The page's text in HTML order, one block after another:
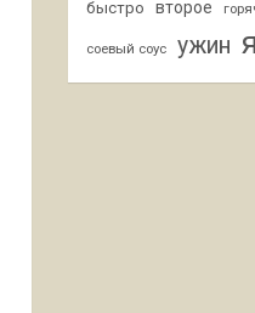
быстро второе
соевый соус ужин